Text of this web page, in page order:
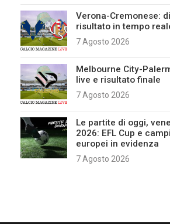
Verona-Cremonese:
risultato in tempo
7 Agosto 2026
Melbourne City-
live e risultato finale
7 Agosto 2026
Le partite di oggi,
2026: EFL Cup e
europei in evidenza
7 Agosto 2026